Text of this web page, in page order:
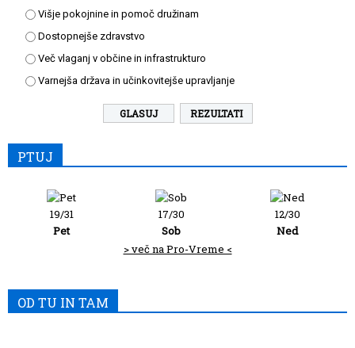
Višje pokojnine in pomoč družinam
Dostopnejše zdravstvo
Več vlaganj v občine in infrastrukturo
Varnejša država in učinkovitejše upravljanje
REZULTATI
PTUJ
19/31
Pet
17/30
Sob
12/30
Ned
> več na Pro-Vreme <
OD TU IN TAM